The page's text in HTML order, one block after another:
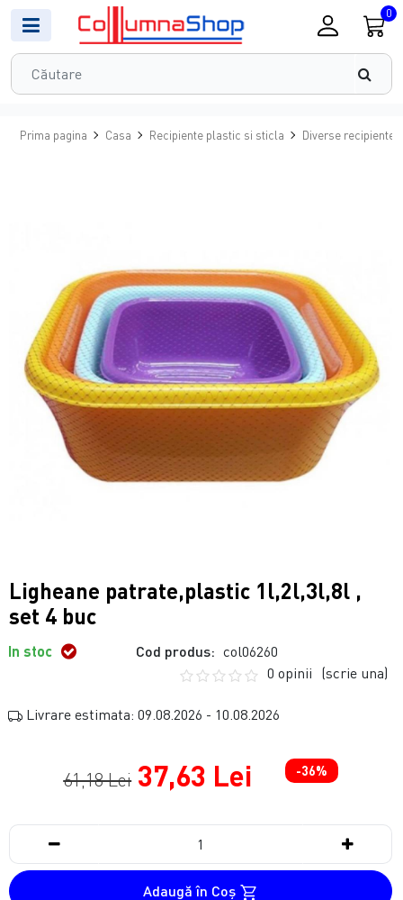
0
Prima pagina Casa Recipiente plastic si sticla Diverse recipiente
Ligheane patrate,plastic 1l,2l,3l,8l ,
set 4 buc
In stoc Cod produs: col06260
0 opinii (scrie una)
Livrare estimata: 09.08.2026 - 10.08.2026
61,18 Lei 37,63 Lei -36%
Adaugă în Coş